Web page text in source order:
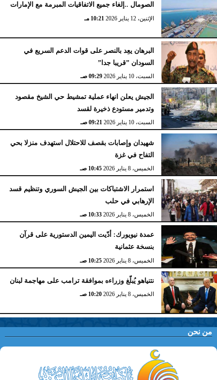
الصومال ..إلغاء جميع الاتفاقيات المبرمة مع الإمارات
الإثنين، 12 يناير 2026 10:21 مـ
البرهان يعِد بالنصر على قوات الدعم السريع في
السودان ”قريبا جدا”
السبت، 10 يناير 2026 09:29 صـ
الجيش يعلن انهاء عملية تمشيط حي الشيخ مقصود
وتدمير مستودع ذخيرة لقسد
السبت، 10 يناير 2026 09:21 صـ
شهيدان وإصابات بقصف للاحتلال استهدف منزلا بحي
التفاح في غزة
الخميس، 8 يناير 2026 10:45 صـ
استمرار الاشتباكات بين الجيش السوري وتنظيم قسد
الإرهابي في حلب
الخميس، 8 يناير 2026 10:33 صـ
عمدة نيويورك: أدّيت اليمين الدستورية على قرآن
بنسخة عثمانية
الخميس، 8 يناير 2026 10:25 صـ
نتنياهو يُبلّغ وزراءه بموافقة ترامب على مهاجمة لبنان
الخميس، 8 يناير 2026 10:20 صـ
من نحن